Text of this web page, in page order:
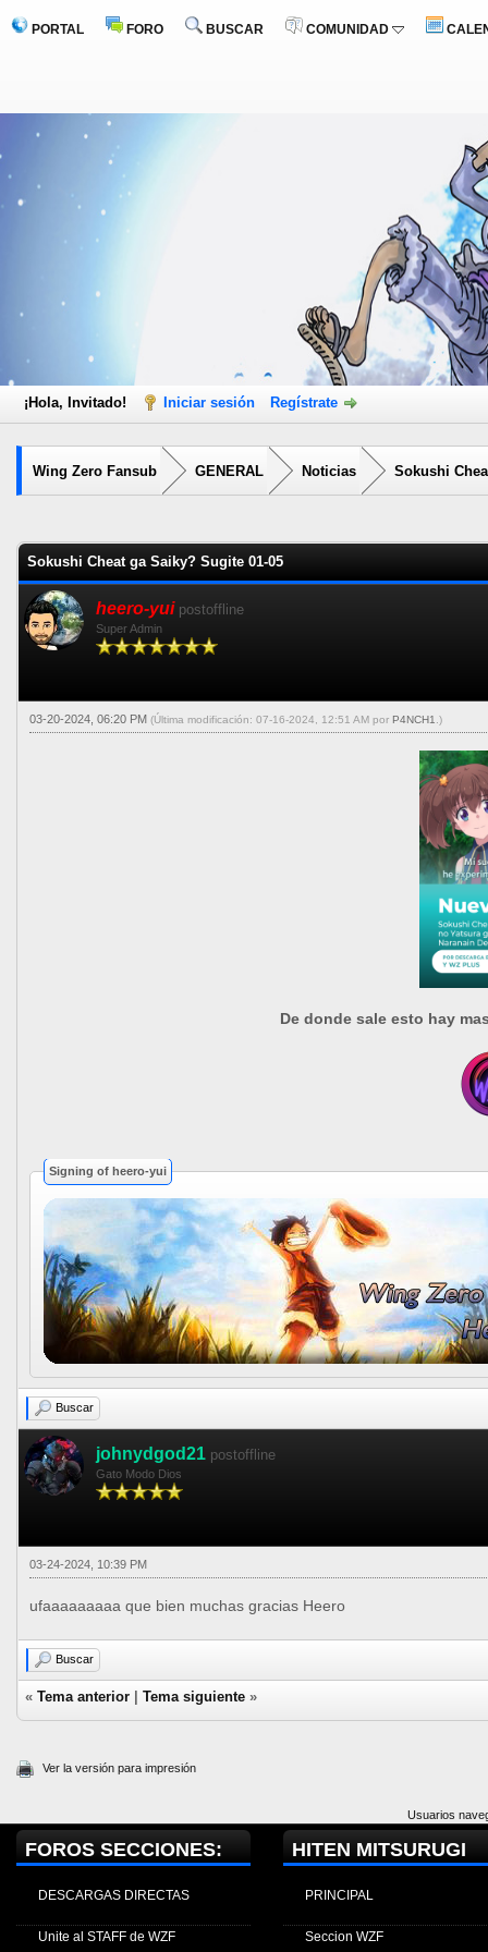
PORTAL FORO BUSCAR COMUNIDAD
¡Hola, Invitado! Iniciar sesión Regístrate
Wing Zero Fansub GENERAL Noticias Sokushi
Sokushi Cheat ga Saiky? Sugite 01-05
heero-yui postoffline
Super Admin
03-20-2024, 06:20 PM (Última modificación: 07-16-2024, 12:51 AM por P4NCH1 .)
De donde sale esto hay
Signing of heero-yui
Buscar
johnydgod21 postoffline
Gato Modo Dios
03-24-2024, 10:39 PM
ufaaaaaaaaa que bien muchas gracias Heero
Buscar
« Tema anterior Tema siguiente »
Ver la versión para impresión
Usuarios
FOROS SECCIONES:
DESCARGAS DIRECTAS
Unite al STAFF de WZF
HITEN MITSURUGI
PRINCIPAL
Seccion WZF